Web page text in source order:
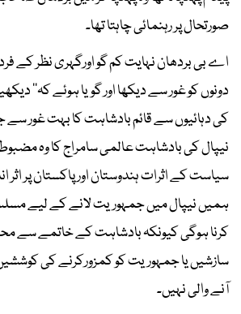
صورتحال پر رہنمائی چاہتا تھا۔
اے بی بردھان نہایت کم گو اورگہری نظر کے
دونوں کو غور سے دیکھا اور گویا ہوئے کہ’’
کی دہائیوں سے قائم بادشاہت کا بہت غور سے
نیپال کی بادشاہت عالمی سامراج کا وہ
سیاست کے اثرات ہندوستان اور پاکستان پر اثر
ہمیں نیپال میں جمہوریت لانے کے لیے
کرنا ہوگی کیونکہ بادشاہت کے خاتمے سے
سازشیں یا جمہوریت کو کمزورکرنے کی
آنے والی نہیں۔